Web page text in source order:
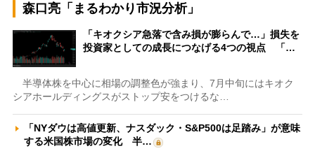
森口亮「まるわかり市況分析」
「キオクシア急落で含み損が膨らんで…」損失を
投資家としての成長につなげる4つの視点 「…
半導体株を中心に相場の調整色が強まり、7月中旬にはキオク
シアホールディングスがストップ安をつけるな…
「NYダウは高値更新、ナスダック・S&P500は足踏み」が意味
する米国株市場の変化 半…